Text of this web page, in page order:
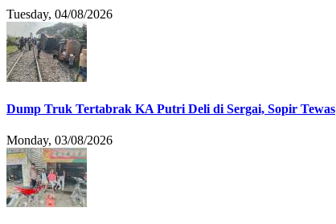
Tuesday, 04/08/2026
Dump Truk Tertabrak KA Putri Deli di Sergai, Sopir Tewas
Monday, 03/08/2026